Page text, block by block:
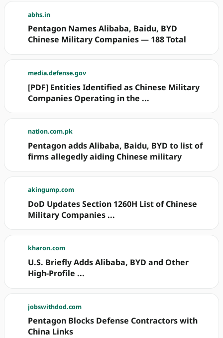
abhs.in
Pentagon Names Alibaba, Baidu, BYD
Chinese Military Companies — 188 Total
media.defense.gov
[PDF] Entities Identified as Chinese Military
Companies Operating in the ...
nation.com.pk
Pentagon adds Alibaba, Baidu, BYD to list of
firms allegedly aiding Chinese military
akingump.com
DoD Updates Section 1260H List of Chinese
Military Companies ...
kharon.com
U.S. Briefly Adds Alibaba, BYD and Other
High-Profile ...
jobswithdod.com
Pentagon Blocks Defense Contractors with
China Links